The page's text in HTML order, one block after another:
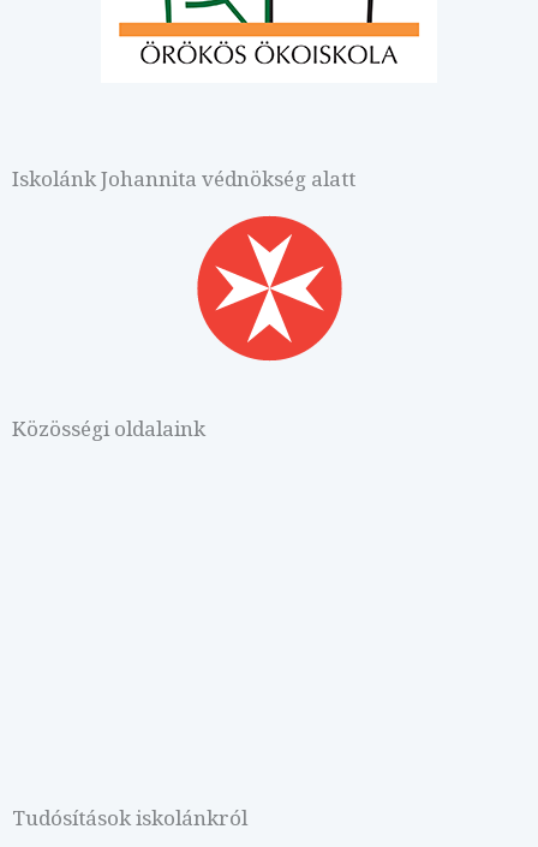
Iskolánk Johannita védnökség alatt
Közösségi oldalaink
Tudósítások iskolánkról